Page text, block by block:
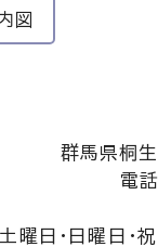
図
群馬県桐
電
土曜日・日曜日・